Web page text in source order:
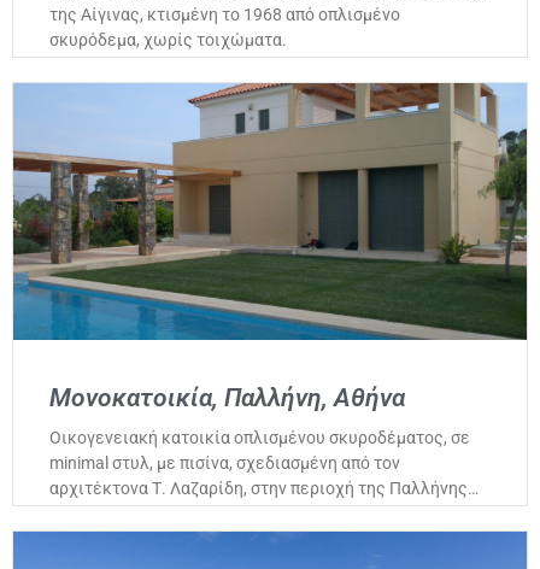
της Αίγινας, κτισμένη το 1968 από οπλισμένο
σκυρόδεμα, χωρίς τοιχώματα.
Μονοκατοικία, Παλλήνη, Αθήνα
Οικογενειακή κατοικία οπλισμένου σκυροδέματος, σε
minimal στυλ, με πισίνα, σχεδιασμένη από τον
αρχιτέκτονα Τ. Λαζαρίδη, στην περιοχή της Παλλήνης…